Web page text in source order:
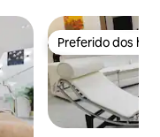
Preferido dos
Preferido dos